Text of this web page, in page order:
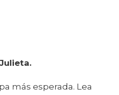
más esperada. Lea